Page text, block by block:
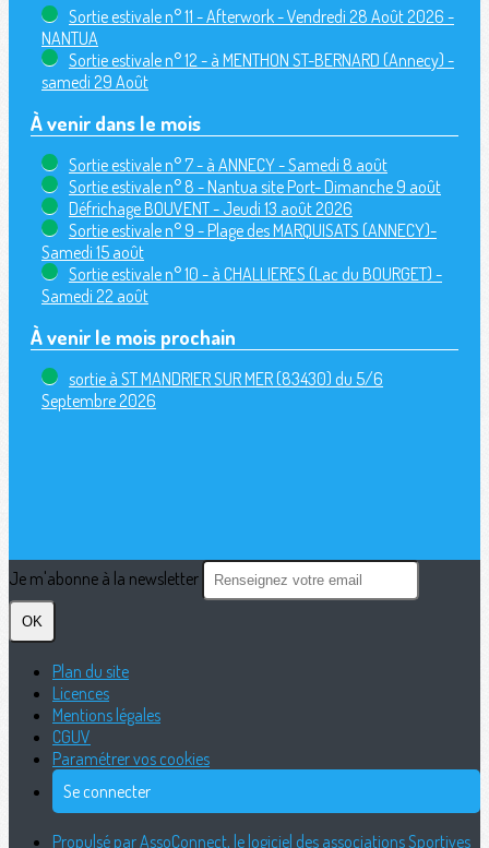
Sortie estivale n° 11 - Afterwork - Vendredi 28 Août 2026 -
NANTUA
Sortie estivale n° 12 - à MENTHON ST-BERNARD (Annecy) -
samedi 29 Août
À venir dans le mois
Sortie estivale n° 7 - à ANNECY - Samedi 8 août
Sortie estivale n° 8 - Nantua site Port- Dimanche 9 août
Défrichage BOUVENT - Jeudi 13 août 2026
Sortie estivale n° 9 - Plage des MARQUISATS (ANNECY)-
Samedi 15 août
Sortie estivale n° 10 - à CHALLIERES (Lac du BOURGET) -
Samedi 22 août
À venir le mois prochain
sortie à ST MANDRIER SUR MER (83430) du 5/6
Septembre 2026
Je m'abonne à la newsletter
OK
Plan du site
Licences
Mentions légales
CGUV
Paramétrer vos cookies
Se connecter
Propulsé par AssoConnect, le logiciel des associations Sportives